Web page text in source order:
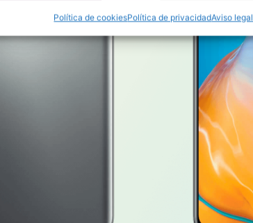
Política de cookiesPolítica de privacidadAviso legal